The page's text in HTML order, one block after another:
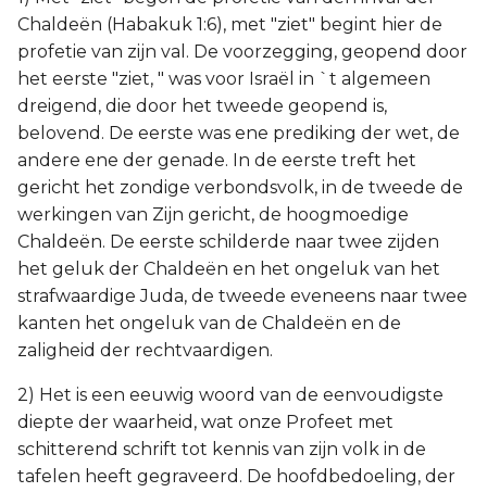
Chaldeën (Habakuk 1:6), met "ziet" begint hier de
profetie van zijn val. De voorzegging, geopend door
het eerste "ziet, " was voor Israël in `t algemeen
dreigend, die door het tweede geopend is,
belovend. De eerste was ene prediking der wet, de
andere ene der genade. In de eerste treft het
gericht het zondige verbondsvolk, in de tweede de
werkingen van Zijn gericht, de hoogmoedige
Chaldeën. De eerste schilderde naar twee zijden
het geluk der Chaldeën en het ongeluk van het
strafwaardige Juda, de tweede eveneens naar twee
kanten het ongeluk van de Chaldeën en de
zaligheid der rechtvaardigen.
2) Het is een eeuwig woord van de eenvoudigste
diepte der waarheid, wat onze Profeet met
schitterend schrift tot kennis van zijn volk in de
tafelen heeft gegraveerd. De hoofdbedoeling, der